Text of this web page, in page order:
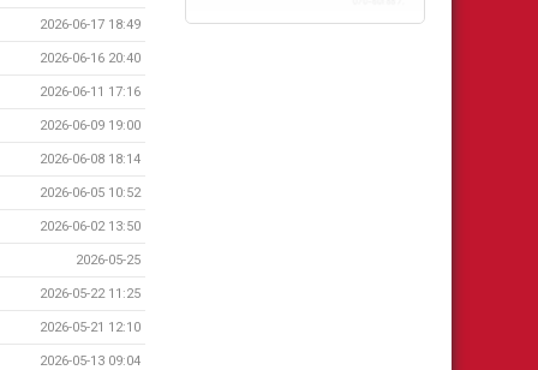
2026-06-17 18:49
2026-06-16 20:40
2026-06-11 17:16
2026-06-09 19:00
2026-06-08 18:14
2026-06-05 10:52
2026-06-02 13:50
2026-05-25
2026-05-22 11:25
2026-05-21 12:10
2026-05-13 09:04